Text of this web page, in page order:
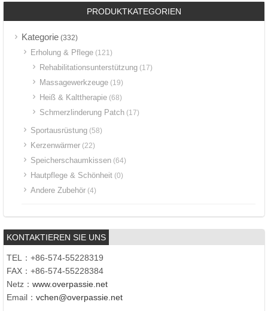
PRODUKTKATEGORIEN
Kategorie (332)
Erholung & Pflege (121)
Rehabilitationsunterstützung (17)
Massagewerkzeuge (19)
Heiß & Kalttherapie (68)
Schmerzlinderung Patch (17)
Sportausrüstung (58)
Kerzenwärmer (22)
Speicherschaumkissen (64)
Hautpflege & Schönheit (0)
Andere Zubehör (4)
KONTAKTIEREN SIE UNS
TEL：+86-574-55228319
FAX：+86-574-55228384
Netz： www.overpassie.net
Email： vchen@overpassie.net